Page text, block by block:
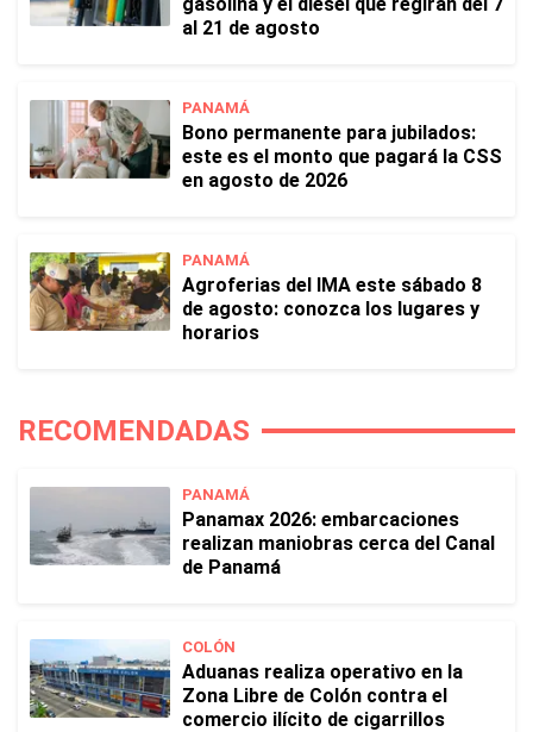
al 21 de agosto
PANAMÁ
Bono permanente para jubilados:
este es el monto que pagará la CSS
en agosto de 2026
PANAMÁ
Agroferias del IMA este sábado 8
de agosto: conozca los lugares y
horarios
RECOMENDADAS
PANAMÁ
Panamax 2026: embarcaciones
realizan maniobras cerca del Canal
de Panamá
COLÓN
Aduanas realiza operativo en la
Zona Libre de Colón contra el
comercio ilícito de cigarrillos